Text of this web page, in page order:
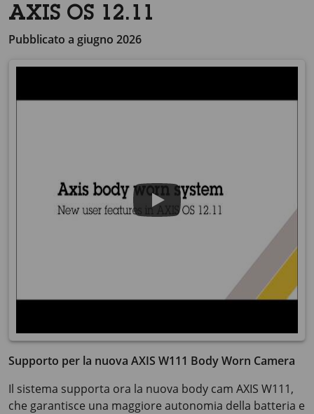
AXIS OS 12.11
Pubblicato a giugno 2026
Supporto per la nuova AXIS W111 Body Worn Camera
Il sistema supporta ora la nuova body cam AXIS W111,
che garantisce una maggiore autonomia della batteria e